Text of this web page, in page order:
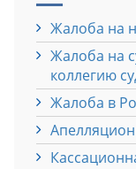
Жалоба на
Жалоба на
коллегию
Жалоба в